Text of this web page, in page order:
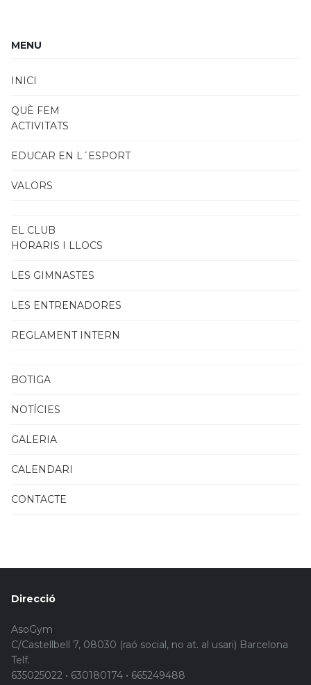
MENU
INICI
QUÈ FEM
ACTIVITATS
EDUCAR EN L´ESPORT
VALORS
EL CLUB
HORARIS I LLOCS
LES GIMNASTES
LES ENTRENADORES
REGLAMENT INTERN
BOTIGA
NOTÍCIES
GALERIA
CALENDARI
CONTACTE
Direcció
AsoGym
C/Castellbell 7, 08030 (raó social, no at. al usari) Barcelona
Telf.
635025022 • 630180174 • 665249488